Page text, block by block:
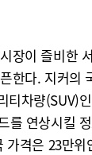
장이 즐비한
한다. 지커의
티차량(SUV)
를 연상시킬
가격은 23만